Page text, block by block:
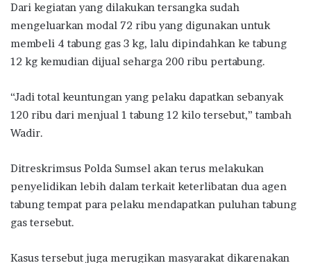
Dari kegiatan yang dilakukan tersangka sudah
mengeluarkan modal 72 ribu yang digunakan untuk
membeli 4 tabung gas 3 kg, lalu dipindahkan ke tabung
12 kg kemudian dijual seharga 200 ribu pertabung.
“Jadi total keuntungan yang pelaku dapatkan sebanyak
120 ribu dari menjual 1 tabung 12 kilo tersebut,” tambah
Wadir.
Ditreskrimsus Polda Sumsel akan terus melakukan
penyelidikan lebih dalam terkait keterlibatan dua agen
tabung tempat para pelaku mendapatkan puluhan tabung
gas tersebut.
Kasus tersebut juga merugikan masyarakat dikarenakan